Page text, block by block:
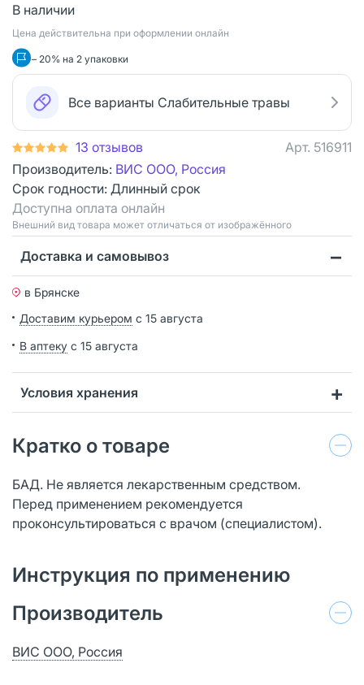
В наличии
Цена действительна при оформлении онлайн
– 20% на 2 упаковки
Все варианты Слабительные травы
13 отзывов Арт. 516911
Производитель: ВИС ООО, Россия
Срок годности: Длинный срок
Доступна оплата онлайн
Bнешний вид товара может отличаться от изображённого
Доставка и самовывоз
в Брянске
Доставим курьером с 15 августа
В аптеку с 15 августа
Условия хранения
Кратко о товаре
БАД. Не является лекарственным средством.
Перед применением рекомендуется
проконсультироваться с врачом (специалистом).
Инструкция по применению
Производитель
ВИС ООО, Россия